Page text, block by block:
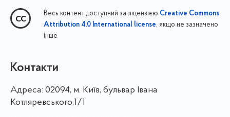
Весь контент доступний за ліцензією Creative Commons
Attribution 4.0 International license, якщо не зазначено
інше
Контакти
Адреса: 02094, м. Київ, бульвар Івана
Котляревського,1/1